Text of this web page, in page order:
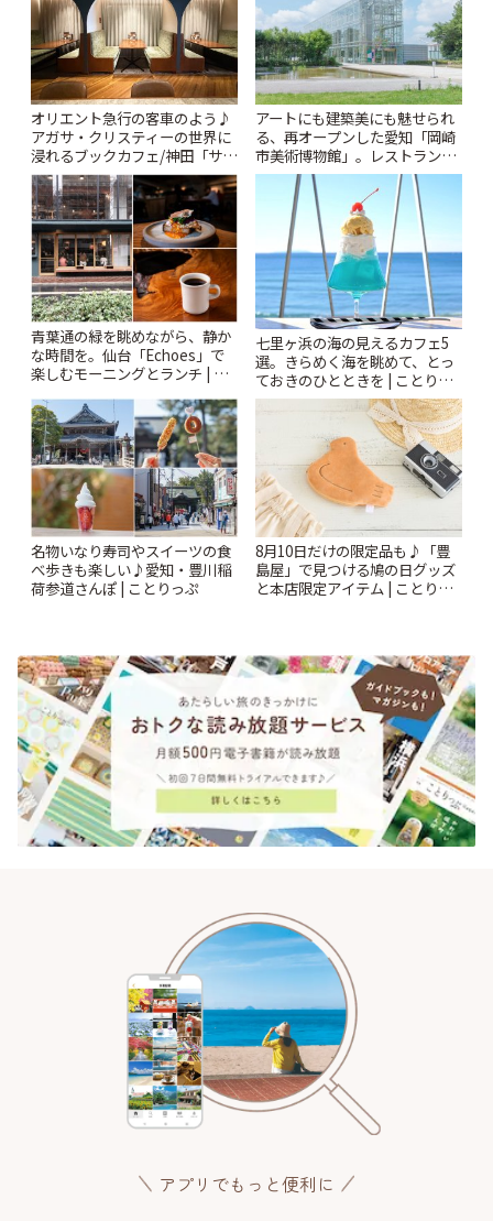
オリエント急行の客車のよう♪
アガサ・クリスティーの世界に
浸れるブックカフェ/神田「サロ
ンクリスティ」 | ことりっぷ
アートにも建築美にも魅せられ
る、再オープンした愛知「岡崎
市美術博物館」。レストランや
ショップも充実 | ことりっぷ
青葉通の緑を眺めながら、静か
な時間を。仙台「Echoes」で
楽しむモーニングとランチ | こ
七里ヶ浜の海の見えるカフェ5
選。きらめく海を眺めて、とっ
ておきのひとときを | ことりっ
ぷ
名物いなり寿司やスイーツの食
べ歩きも楽しい♪愛知・豊川稲
荷参道さんぽ | ことりっぷ
8月10日だけの限定品も♪「豊
島屋」で見つける鳩の日グッズ
と本店限定アイテム | ことりっ
アプリでもっと便利に